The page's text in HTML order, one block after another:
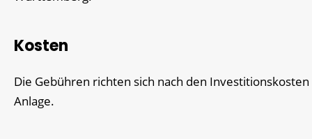
Kosten
Die Gebühren richten sich nach den
Anlage.